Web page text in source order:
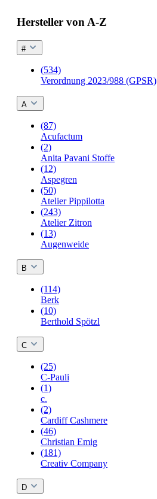
Hersteller von A-Z
#
(534)
Verordnung 2023/988 (GPSR)
A
(87)
Acufactum
(2)
Anita Pavani Stoffe
(12)
Aspegren
(50)
Atelier Pippilotta
(243)
Atelier Zitron
(13)
Augenweide
B
(114)
Berk
(10)
Berthold Spötzl
C
(25)
C-Pauli
(1)
c.
(2)
Cardiff Cashmere
(46)
Christian Emig
(181)
Creativ Company
D